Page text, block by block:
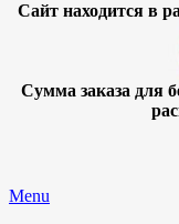
Сайт находится в
Сумма заказа для
Menu